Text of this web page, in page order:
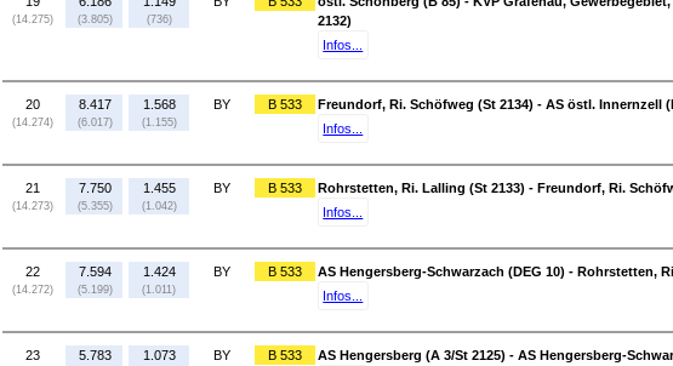
(14.275) (3.805) (736)
2132)
Infos...
20
(14.274)
8.417
(6.017)
1.568
(1.155)
BY B 533
Freundorf, Ri. Schöfweg (St 2134) - AS östl. Innernzell
Infos...
21
(14.273)
7.750
(5.355)
1.455
(1.042)
BY B 533
Rohrstetten, Ri. Lalling (St 2133) - Freundorf, Ri.
Infos...
22
(14.272)
7.594
(5.199)
1.424
(1.011)
BY B 533
AS Hengersberg-Schwarzach (DEG 10) - Rohrstetten,
Infos...
23 5.783 1.073 BY B 533
AS Hengersberg (A 3/St 2125) - AS Hengersberg-